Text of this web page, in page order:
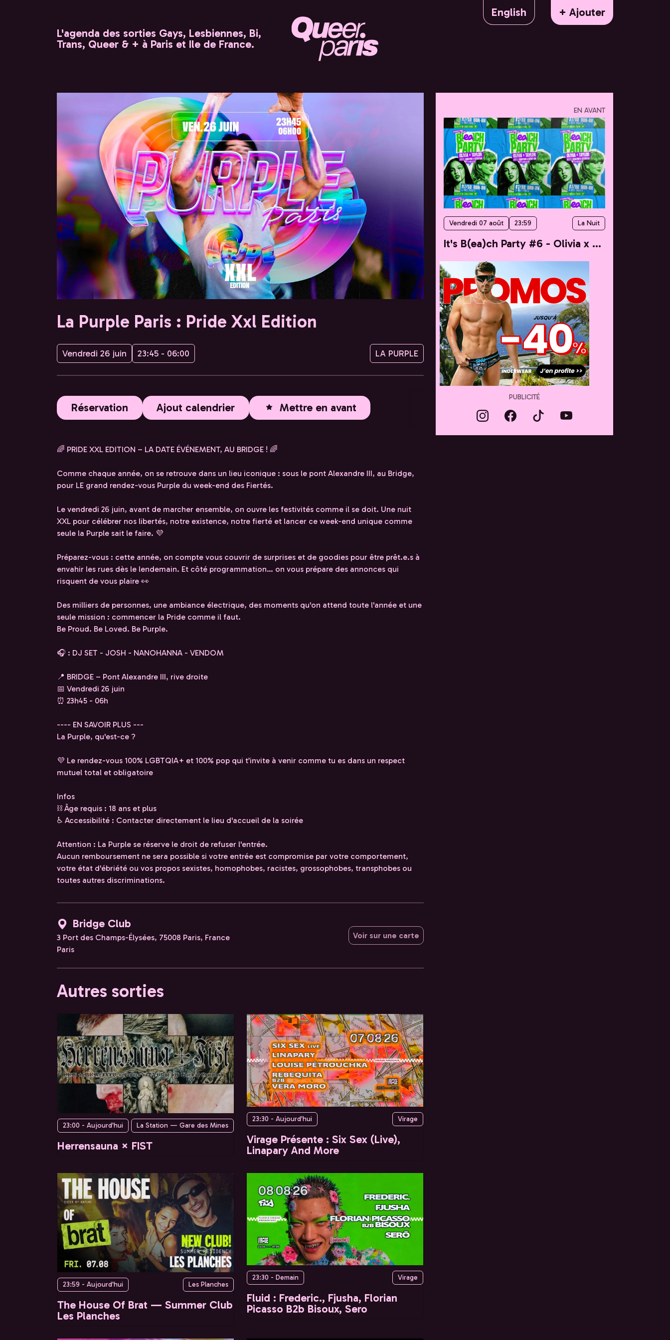
English
+ Ajouter
L'agenda des sorties Gays, Lesbiennes, Bi,
Trans, Queer & + à Paris et Ile de France.
La Purple Paris : Pride Xxl Edition
Vendredi 26 juin 23:45 - 06:00 LA PURPLE
Réservation Ajout calendrier Mettre en avant
🌈 PRIDE XXL EDITION – LA DATE ÉVÉNEMENT, AU BRIDGE ! 🌈
Comme chaque année, on se retrouve dans un lieu iconique : sous le pont Alexandre III, au Bridge,
pour LE grand rendez-vous Purple du week-end des Fiertés.
Le vendredi 26 juin, avant de marcher ensemble, on ouvre les festivités comme il se doit. Une nuit
XXL pour célébrer nos libertés, notre existence, notre fierté et lancer ce week-end unique comme
seule la Purple sait le faire. 💜
Préparez-vous : cette année, on compte vous couvrir de surprises et de goodies pour être prêt.e.s à
envahir les rues dès le lendemain. Et côté programmation… on vous prépare des annonces qui
risquent de vous plaire 👀
Des milliers de personnes, une ambiance électrique, des moments qu'on attend toute l'année et une
seule mission : commencer la Pride comme il faut.
Be Proud. Be Loved. Be Purple.
🎧 : DJ SET - JOSH - NANOHANNA - VENDOM
📍 BRIDGE – Pont Alexandre III, rive droite
📅 Vendredi 26 juin
⏰ 23h45 - 06h
---- EN SAVOIR PLUS ---
La Purple, qu'est-ce ?
💜 Le rendez-vous 100% LGBTQIA+ et 100% pop qui t’invite à venir comme tu es dans un respect
mutuel total et obligatoire
Infos
⛓️ Âge requis : 18 ans et plus
♿ Accessibilité : Contacter directement le lieu d'accueil de la soirée
Attention : La Purple se réserve le droit de refuser l'entrée.
Aucun remboursement ne sera possible si votre entrée est compromise par votre comportement,
votre état d'ébriété ou vos propos sexistes, homophobes, racistes, grossophobes, transphobes ou
toutes autres discriminations.
Bridge Club
3 Port des Champs-Élysées, 75008 Paris, France
Paris
Voir sur une carte
Autres sorties
23:00 - Aujourd'hui La Station — Gare des Mines
Herrensauna × FIST
23:30 - Aujourd'hui Virage
Virage Présente : Six Sex (Live),
Linapary And More
23:59 - Aujourd'hui Les Planches
The House Of Brat — Summer Club
Les Planches
23:30 - Demain Virage
Fluid : Frederic., Fjusha, Florian
Picasso B2b Bisoux, Sero
EN AVANT
Vendredi 07 août 23:59 La Nuit
It's B(ea)ch Party #6 - Olivia x Taylor
PUBLICITÉ